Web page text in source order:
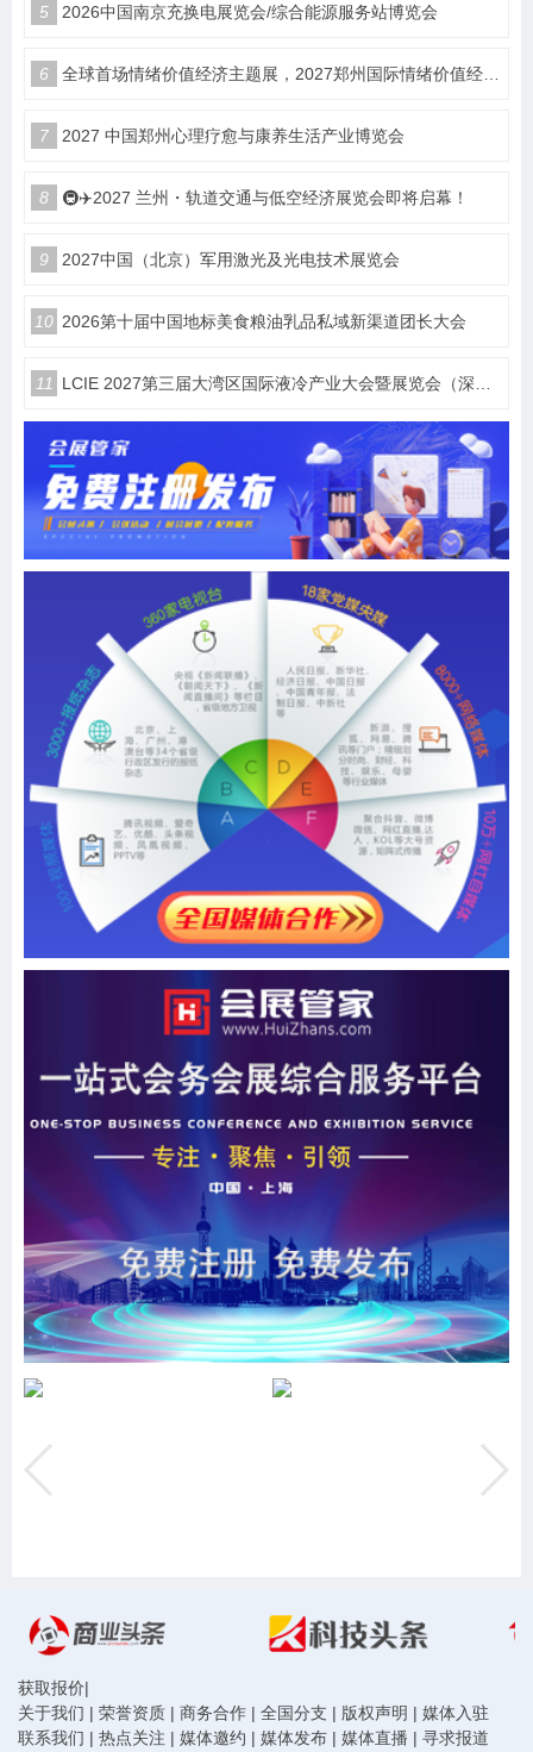
5 2026中国南京充换电展览会/综合能源服务站博览会
6 全球首场情绪价值经济主题展，2027郑州国际情绪价值经济博览会
7 2027 中国郑州心理疗愈与康养生活产业博览会
8 🚇✈️2027 兰州・轨道交通与低空经济展览会即将启幕！
9 2027中国（北京）军用激光及光电技术展览会
10 2026第十届中国地标美食粮油乳品私域新渠道团长大会
11 LCIE 2027第三届大湾区国际液冷产业大会暨展览会（深圳）
获取报价|
关于我们 | 荣誉资质 | 商务合作 | 全国分支 | 版权声明 | 媒体入驻
联系我们 | 热点关注 | 媒体邀约 | 媒体发布 | 媒体直播 | 寻求报道